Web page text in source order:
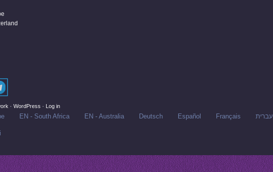
· WordPress · Log in
EN - South Africa EN - Australia Deutsch Español Français עברית